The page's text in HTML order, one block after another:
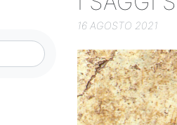
16 AGOSTO 2021